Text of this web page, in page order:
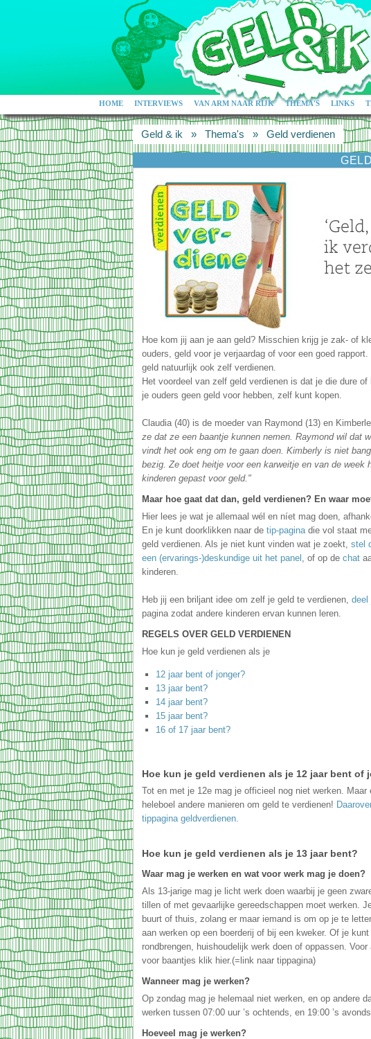
HOME INTERVIEWS VAN ARM NAAR RIJK THEMA'S LINKS
Geld & ik » Thema's » Geld verdienen
Hoe kom jij aan je aan geld? Misschien krijg je zak- of
ouders, geld voor je verjaardag of voor een goed
geld natuurlijk ook zelf verdienen.
Het voordeel van zelf geld verdienen is dat je die dure of
je ouders geen geld voor hebben, zelf kunt kopen.
Claudia (40) is de moeder van Raymond (13) en
ze dat ze een baantje kunnen nemen. Raymond wil dat
vindt het ook eng om te gaan doen. Kimberly is niet
bezig. Ze doet heitje voor een karweitje en van de week
kinderen gepast voor geld."
Maar hoe gaat dat dan, geld verdienen? En waar
Hier lees je wat je allemaal wél en níet mag doen,
En je kunt doorklikken naar de tip-paginadie vol staat
geld verdienen. Als je niet kunt vinden wat je zoekt, stel
een (ervarings-)deskundige uit het panel , of op de chat
kinderen.
Heb jij een briljant idee om zelf je geld te verdienen, deel
pagina zodat andere kinderen ervan kunnen leren.
REGELS OVER GELD VERDIENEN
Hoe kun je geld verdienen als je
12 jaar bent of jonger?
13 jaar bent?
14 jaar bent?
15 jaar bent?
16 of 17 jaar bent?
Hoe kun je geld verdienen als je 12 jaar bent of
Tot en met je 12e mag je officieel nog niet werken. Maar
heleboel andere manieren om geld te verdienen!
tippagina geldverdienen.
Hoe kun je geld verdienen als je 13 jaar bent?
Waar mag je werken en wat voor werk mag je doen?
Als 13-jarige mag je licht werk doen waarbij je geen
tillen of met gevaarlijke gereedschappen moet werken.
buurt of thuis, zolang er maar iemand is om op je te
aan werken op een boerderij of bij een kweker. Of je
rondbrengen, huishoudelijk werk doen of oppassen.
voor baantjes klik hier.(=link naar tippagina)
Wanneer mag je werken?
Op zondag mag je helemaal niet werken, en op andere
werken tussen 07:00 uur ’s ochtends, en 19:00 ’s
Hoeveel mag je werken?